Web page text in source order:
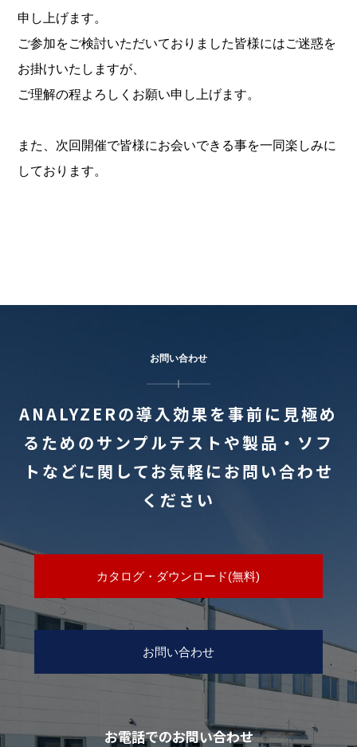
申し上げます。
ご参加をご検討いただいておりました皆様にはご迷惑を
お掛けいたしますが、
ご理解の程よろしくお願い申し上げます。
また、次回開催で皆様にお会いできる事を一同楽しみに
しております。
お問い合わせ
ANALYZERの導入効果を事前に見極め
るためのサンプルテストや製品・ソフ
トなどに関してお気軽にお問い合わせ
ください
カタログ・ダウンロード(無料)
お問い合わせ
お電話でのお問い合わせ